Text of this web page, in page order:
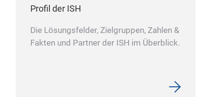
Profil der ISH
Die Lösungsfelder, Zielgruppen, Zahlen &
Fakten und Partner der ISH im Überblick.